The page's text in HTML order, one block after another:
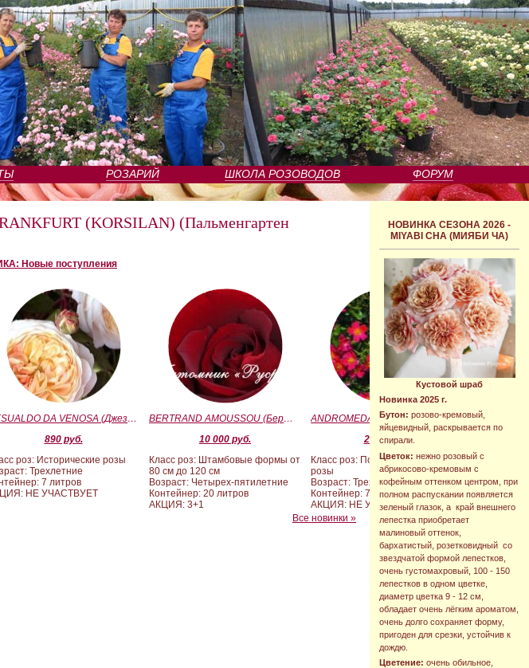
РОЗАРИЙ ШКОЛА РОЗОВОДОВ ФОРУМ
НОВИНКА СЕЗОНА 2026 -
MIYABI CHA (МИЯБИ ЧА)
Кустовой шраб
Новинка 2025 г.
Бутон: розово-кремовый,
яйцевидный, раскрывается по
спирали.
Цветок: нежно розовый с
абрикосово-кремовым с
кофейным оттенком центром, при
полном распускании появляется
зеленый глазок, а край внешнего
лепестка приобретает
малиновый оттенок,
бархатистый, розетковидный со
звездчатой формой лепестков,
очень густомахровый, 100 - 150
лепестков в одном цветке,
диаметр цветка 9 - 12 см,
обладает очень лёгким ароматом,
очень долго сохраняет форму,
пригоден для срезки, устойчив к
дождю.
Цветение: очень обильное,
(KORSILAN) (Пальменгартен
Новые поступления
GESUALDO DA VENOSA (Джезуальдо Ди Веноза)
890 руб.
роз: Исторические розы
Трехлетние
7 литров
НЕ УЧАСТВУЕТ
BERTRAND AMOUSSOU (Бертран Амуссу)
10 000 руб.
Класс роз: Штамбовые формы от
80 см до 120 см
Возраст: Четырех-пятилетние
Контейнер: 20 литров
АКЦИЯ: 3+1
ANDROMEDA (BARAND) (Андромеда)
2 090 руб.
Класс роз: Почвопокровные
розы
Возраст: Трехлетние
Контейнер: 7 литров
АКЦИЯ: НЕ УЧАСТВУЕТ
Все новинки »